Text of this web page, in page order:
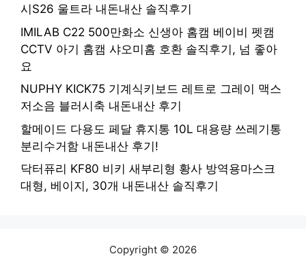
시S26 울트라 내돈내산 솔직후기
IMILAB C22 500만화소 신생아 홈캠 베이비 펫캠
CCTV 아기 홈캠 샤오미홈 호환 솔직후기, 넘 좋아
요
NUPHY KICK75 기계식키보드 레트로 그레이 맥스
저소음 블러시축 내돈내산 후기
할메이드 다용도 페달 휴지통 10L 대용량 쓰레기통
분리수거함 내돈내산 후기!
닥터퓨리 KF80 비키 새부리형 황사 방역용마스크
대형, 베이지, 30개 내돈내산 솔직후기
Copyright © 2026